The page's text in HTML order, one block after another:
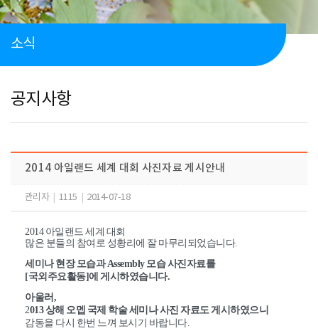
소식
공지사항
2014 아일랜드 세계 대회 사진자료 게시안내
관리자 1115 2014-07-18
2014 아일랜드 세계 대회
많은 분들의 참여로 성황리에 잘 마무리되었습니다.
세미나 현장 모습과 Assembly 모습 사진자료를
[국외주요활동]에 게시하였습니다.
아울러,
2013 상해 오멥 국제 학술 세미나 사진 자료도 게시하였으니
감동을 다시 한번 느껴 보시기 바랍니다.